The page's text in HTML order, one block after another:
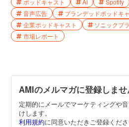
ポッドキャスト AI Spotify
音声広告
ブランデッドポッドキ
企業ポッドキャスト
ソニックブ
市場レポート
AMIのメルマガに登録しませ
定期的にメールでマーケティングや
けします。
利用規約に同意いただきご登録くださ